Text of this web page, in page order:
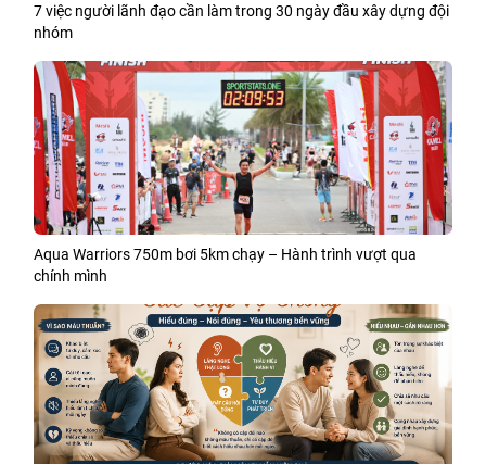
7 việc người lãnh đạo cần làm trong 30 ngày đầu xây dựng đội
nhóm
Aqua Warriors 750m bơi 5km chạy – Hành trình vượt qua
chính mình